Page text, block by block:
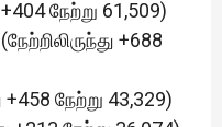
+404 நேற்று 61,509)
+688
+458 நேற்று 43,329)